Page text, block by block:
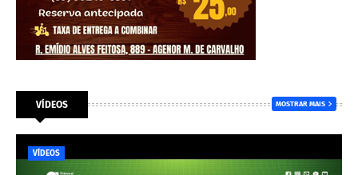
VÍDEOS MOSTRAR MAIS
VÍDEOS